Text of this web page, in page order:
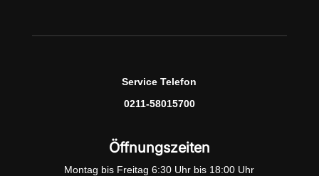
Service Telefon
0211-58015700
Öffnungszeiten
Montag bis Freitag 6:30 Uhr bis 18:00 Uhr